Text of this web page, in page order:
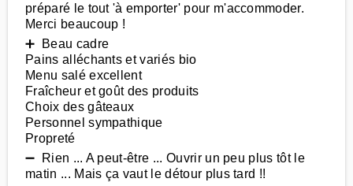
préparé le tout 'à emporter' pour m'accommoder.
Merci beaucoup !
➕ Beau cadre
Pains alléchants et variés bio
Menu salé excellent
Fraîcheur et goût des produits
Choix des gâteaux
Personnel sympathique
Propreté
➖ Rien ... A peut-être ... Ouvrir un peu plus tôt le
matin ... Mais ça vaut le détour plus tard !!